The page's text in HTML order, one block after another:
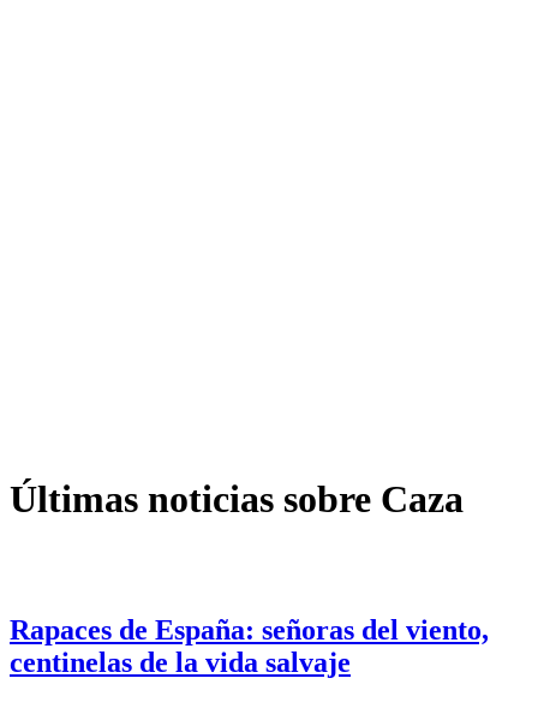
Últimas noticias sobre Caza
Rapaces de España: señoras del viento,
centinelas de la vida salvaje